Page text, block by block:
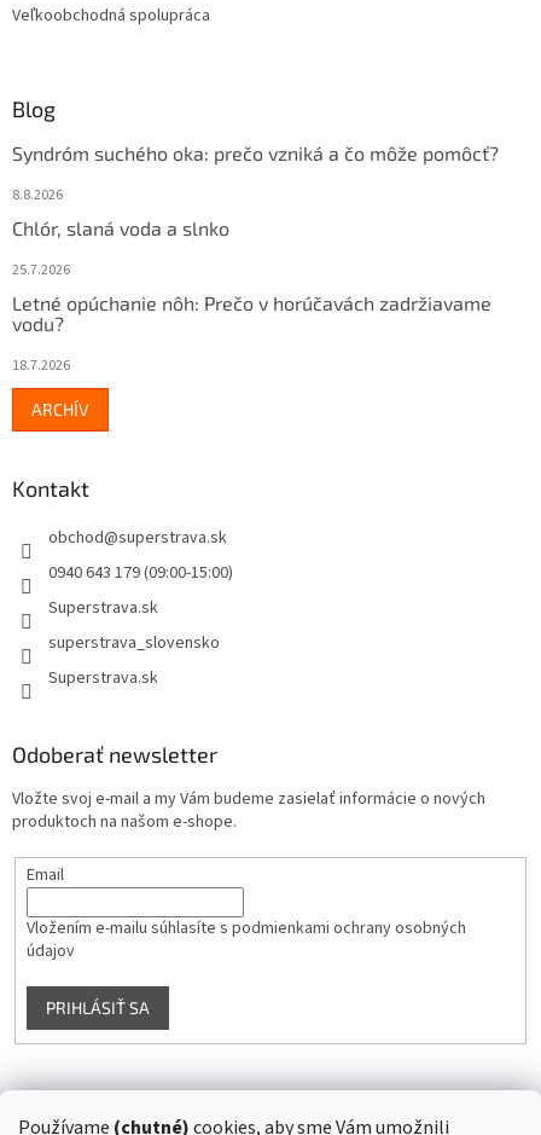
Používame (chutné)cookies, aby sme Vám umožnili
Veľkoobchodná spolupráca
Blog
Syndróm suchého oka: prečo vzniká a čo môže pomôcť?
8.8.2026
Chlór, slaná voda a slnko
25.7.2026
Letné opúchanie nôh: Prečo v horúčavách zadržiavame
vodu?
18.7.2026
ARCHÍV
Kontakt
obchod@superstrava.sk
0940 643 179 (09:00-15:00)
Superstrava.sk
superstrava_slovensko
Superstrava.sk
Odoberať newsletter
Vložte svoj e-mail a my Vám budeme zasielať informácie o nových
produktoch na našom e-shope.
Email
Vložením e-mailu súhlasíte s podmienkami ochrany osobných
údajov
PRIHLÁSIŤ SA